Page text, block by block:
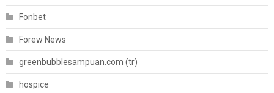
Fonbet
Forew News
greenbubblesampuan.com (tr)
hospice